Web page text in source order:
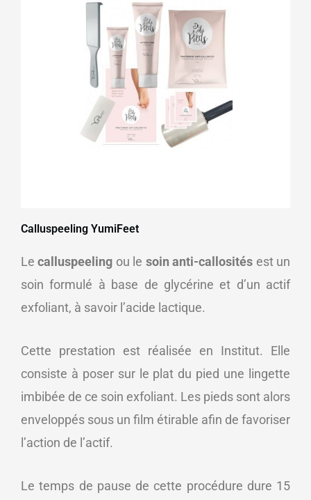
Calluspeeling YumiFeet
Lecalluspeeling ou le soin anti-callosités est un
soin formulé à base de glycérine et d’un actif
exfoliant, à savoir l’acide lactique.
Cette prestation est réalisée en Institut. Elle
consiste à poser sur le plat du pied une lingette
imbibée de ce soin exfoliant. Les pieds sont alors
enveloppés sous un film étirable afin de favoriser
l’action de l’actif.
Le temps de pause de cette procédure dure 15